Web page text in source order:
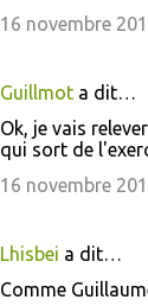
16 novembre
Guillmota dit…
Ok, je vais
qui sort de
16 novembre
Lhisbei a dit…
Comme